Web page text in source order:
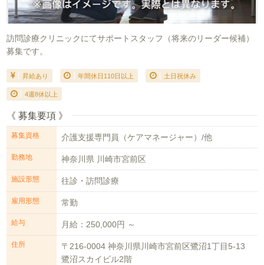
訪問診療クリニックにてサポートスタッフ（将来のリーダー候補）
募集です。
昇給あり 年間休日110日以上 土日祝休み
4週8休以上
《 募集要項 》
募集資格 介護支援専門員（ケアマネージャー）/他
勤務地 神奈川県 川崎市宮前区
施設形態 往診・訪問診療
雇用形態 常勤
給与 月給：250,000円 ～
住所
〒216-0004 神奈川県川崎市宮前区鷺沼1丁目5-13
鷺沼スカイビル2階